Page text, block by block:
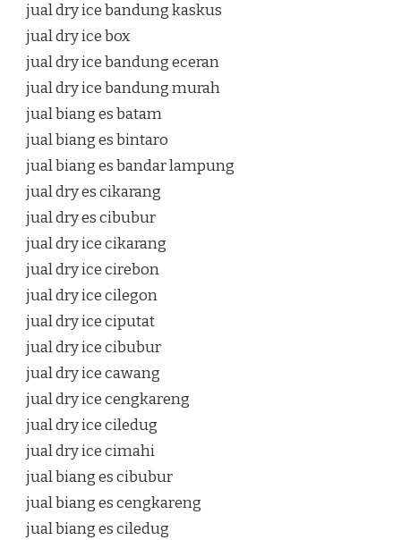
jual dry ice bandung kaskus
jual dry ice box
jual dry ice bandung eceran
jual dry ice bandung murah
jual biang es batam
jual biang es bintaro
jual biang es bandar lampung
jual dry es cikarang
jual dry es cibubur
jual dry ice cikarang
jual dry ice cirebon
jual dry ice cilegon
jual dry ice ciputat
jual dry ice cibubur
jual dry ice cawang
jual dry ice cengkareng
jual dry ice ciledug
jual dry ice cimahi
jual biang es cibubur
jual biang es cengkareng
jual biang es ciledug